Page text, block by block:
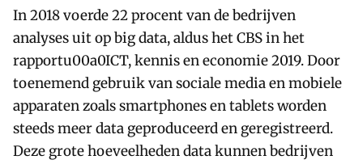
In 2018 voerde 22 procent van de bedrijven
analyses uit op big data, aldus het CBS in het
rapportu00a0ICT, kennis en economie 2019. Door
toenemend gebruik van sociale media en mobiele
apparaten zoals smartphones en tablets worden
steeds meer data geproduceerd en geregistreerd.
Deze grote hoeveelheden data kunnen bedrijven